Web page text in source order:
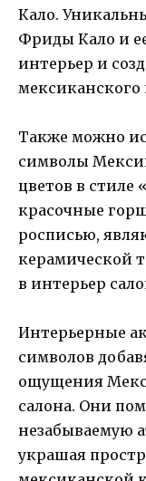
Кало.
Фриды Кало и
интерьер и
мексиканского
Также можно
символы
цветов в стиле
красочные
росписью,
керамической
в интерьер
Интерьерные
символов
ощущения
салона. Они
незабываемую
украшая